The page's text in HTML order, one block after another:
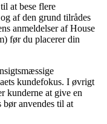
at bese flere
af den grund tilrådes
anmeldelser af House
før du placerer din
kundefokus. I øvrigt
kunderne at give en
bør anvendes til at